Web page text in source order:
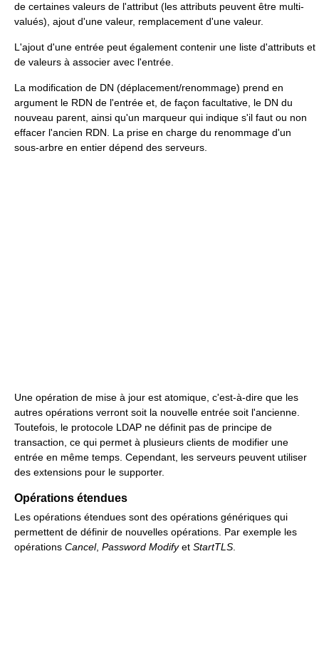
de certaines valeurs de l'attribut (les attributs peuvent être multi-
valués), ajout d'une valeur, remplacement d'une valeur.
L'ajout d'une entrée peut également contenir une liste d'attributs et
de valeurs à associer avec l'entrée.
La modification de DN (déplacement/renommage) prend en
argument le RDN de l'entrée et, de façon facultative, le DN du
nouveau parent, ainsi qu'un marqueur qui indique s'il faut ou non
effacer l'ancien RDN. La prise en charge du renommage d'un
sous-arbre en entier dépend des serveurs.
Une opération de mise à jour est atomique, c'est-à-dire que les
autres opérations verront soit la nouvelle entrée soit l'ancienne.
Toutefois, le protocole LDAP ne définit pas de principe de
transaction, ce qui permet à plusieurs clients de modifier une
entrée en même temps. Cependant, les serveurs peuvent utiliser
des extensions pour le supporter.
Opérations étendues
Les opérations étendues sont des opérations génériques qui
permettent de définir de nouvelles opérations. Par exemple les
opérations Cancel, Password Modifyet StartTLS